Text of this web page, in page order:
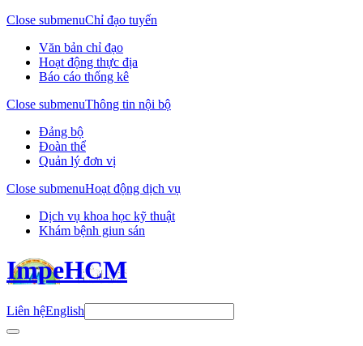
Close submenuChỉ đạo tuyến
Văn bản chỉ đạo
Hoạt động thực địa
Báo cáo thống kê
Close submenuThông tin nội bộ
Đảng bộ
Đoàn thể
Quản lý đơn vị
Close submenuHoạt động dịch vụ
Dịch vụ khoa học kỹ thuật
Khám bệnh giun sán
ImpeHCM
Liên hệEnglish